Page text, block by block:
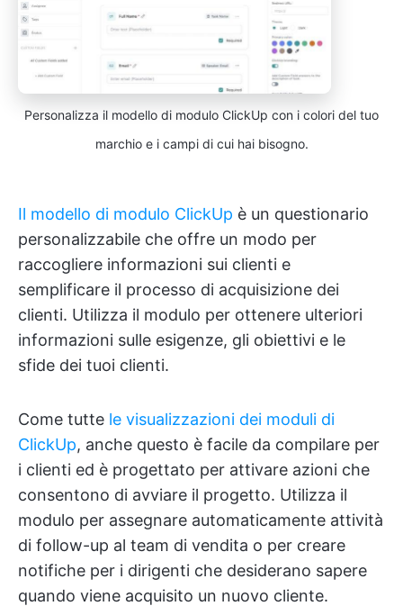
Personalizza il modello di modulo ClickUp con i colori del tuo
marchio e i campi di cui hai bisogno.
Il modello di modulo ClickUp è un questionario
personalizzabile che offre un modo per
raccogliere informazioni sui clienti e
semplificare il processo di acquisizione dei
clienti. Utilizza il modulo per ottenere ulteriori
informazioni sulle esigenze, gli obiettivi e le
sfide dei tuoi clienti.
Come tutte le visualizzazioni dei moduli di
ClickUp, anche questo è facile da compilare per
i clienti ed è progettato per attivare azioni che
consentono di avviare il progetto. Utilizza il
modulo per assegnare automaticamente attività
di follow-up al team di vendita o per creare
notifiche per i dirigenti che desiderano sapere
quando viene acquisito un nuovo cliente.